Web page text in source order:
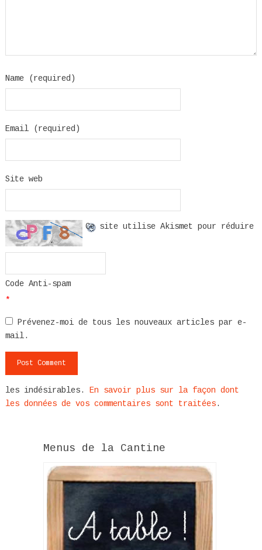
Name (required)
Email (required)
Site web
Code Anti-spam
*
Prévenez-moi de tous les nouveaux articles par e-
mail.
Ce site utilise Akismet pour réduire
les indésirables. En savoir plus sur la façon dont
les données de vos commentaires sont traitées.
Menus de la Cantine